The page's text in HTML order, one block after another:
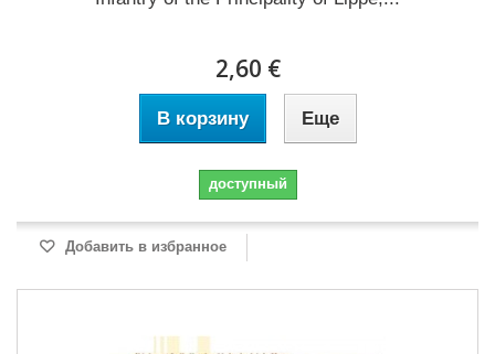
2,60 €
В корзину Еще
доступный
Добавить в избранное